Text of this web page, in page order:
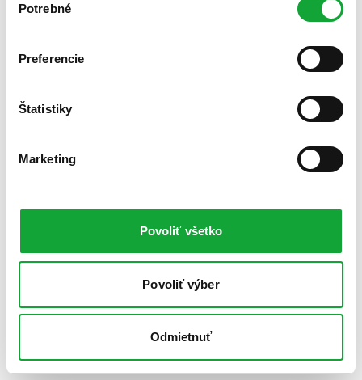
súhlasu
Potrebné
Preferencie
Štatistiky
Marketing
Povoliť všetko
Povoliť výber
Odmietnuť